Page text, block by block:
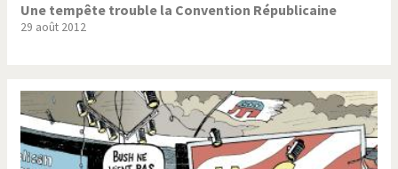
Une tempête trouble la Convention Républicaine
29 août 2012